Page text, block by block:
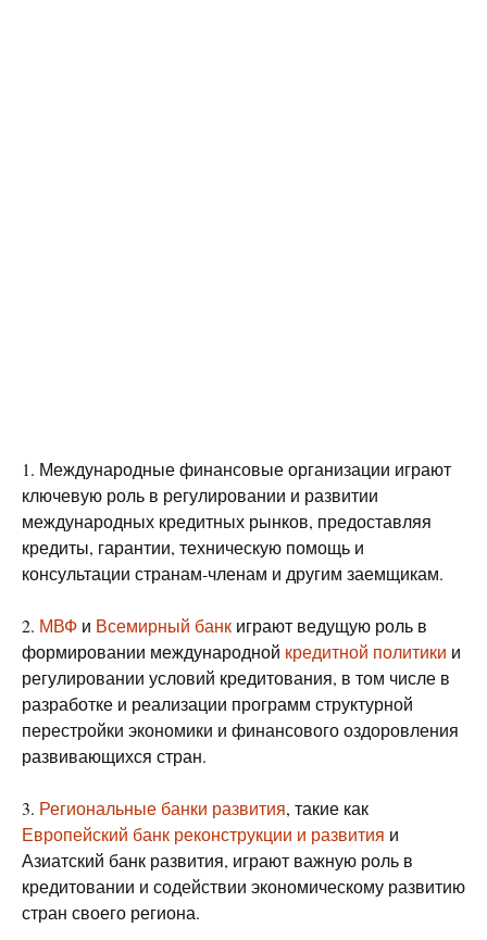
1. Международные финансовые организации играют
ключевую роль в регулировании и развитии
международных кредитных рынков, предоставляя
кредиты, гарантии, техническую помощь и
консультации странам-членам и другим заемщикам.
2. МВФ и Всемирный банк играют ведущую роль в
формировании международной кредитной политики и
регулировании условий кредитования, в том числе в
разработке и реализации программ структурной
перестройки экономики и финансового оздоровления
развивающихся стран.
3. Региональные банки развития, такие как
Европейский банк реконструкции и развития и
Азиатский банк развития, играют важную роль в
кредитовании и содействии экономическому развитию
стран своего региона.